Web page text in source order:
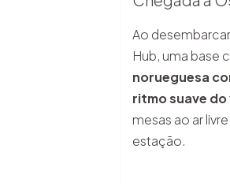
Ao
Hub, uma base
norueguesa
ritmo suave
mesas ao ar
estação.